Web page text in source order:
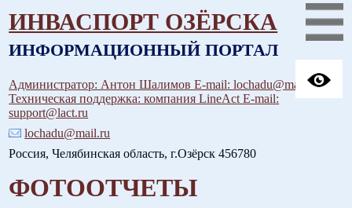
ИНВАСПОРТ ОЗЁРСКА
ИНФОРМАЦИОННЫЙ ПОРТАЛ
Администратор: Антон Шалимов E-mail: lochadu@mail.ru
Техническая поддержка: компания LineAct E-mail:
support@lact.ru
lochadu@mail.ru
Россия, Челябинская область, г.Озёрск 456780
ФОТООТЧЕТЫ